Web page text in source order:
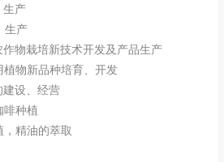
生产
生产
物栽培新技术开发及产品生产
物新品种培育、开发
设、经营
啡种植
精油的萃取